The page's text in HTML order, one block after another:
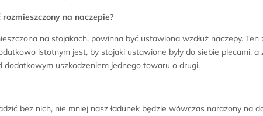
na naczepie?
na stojakach, powinna być ustawiona wzdłuż naczepy.
istotnym jest, by stojaki ustawione były do siebie plecami,
dodatkowym uszkodzeniem jednego towaru o drugi.
bez nich, nie mniej nasz ładunek będzie wówczas narażony